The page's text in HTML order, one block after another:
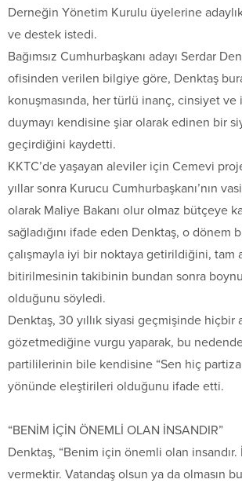
Derneğin Yönetim Kurulu üyelerine
ve destek istedi.
Bağımsız Cumhurbaşkanı adayı Serdar
ofisinden verilen bilgiye göre, Denktaş
konuşmasında, her türlü inanç, cinsiyet ve
duymayı kendisine şiar olarak edinen bir
geçirdiğini kaydetti.
KKTC’de yaşayan aleviler için Cemevi
yıllar sonra Kurucu Cumhurbaşkanı’nın
olarak Maliye Bakanı olur olmaz bütçeye
sağladığını ifade eden Denktaş, o dönem
çalışmayla iyi bir noktaya getirildiğini, tam
bitirilmesinin takibinin bundan sonra
olduğunu söyledi.
Denktaş, 30 yıllık siyasi geçmişinde hiçbir
gözetmediğine vurgu yaparak, bu
partililerinin bile kendisine “Sen hiç
yönünde eleştirileri olduğunu ifade etti.
“BENİM İÇİN ÖNEMLİ OLAN İNSANDIR”
Denktaş, “Benim için önemli olan insandır.
vermektir. Vatandaş olsun ya da olmasın